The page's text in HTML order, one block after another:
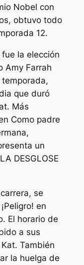
Nobel con
obtuvo todo
12.
la elección
Amy Farrah
que duró
Más
Como padre
un
LA DESGLOSE
se
¡Peligro! en
El horario de
a sus
También
la huelga de